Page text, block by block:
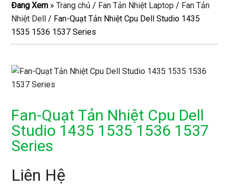
Đang Xem »Trang chủ / Fan Tản Nhiệt Laptop / Fan Tản
Nhiệt Dell / Fan-Quạt Tản Nhiệt Cpu Dell Studio 1435
1535 1536 1537 Series
Fan-Quạt Tản Nhiệt Cpu Dell
Studio 1435 1535 1536 1537
Series
Liên Hệ